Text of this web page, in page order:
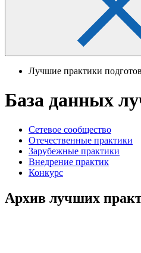
Лучшие практики
База данных
Сетевое сообщество
Отечественные практики
Зарубежные практики
Внедрение практик
Конкурс
Архив лучших